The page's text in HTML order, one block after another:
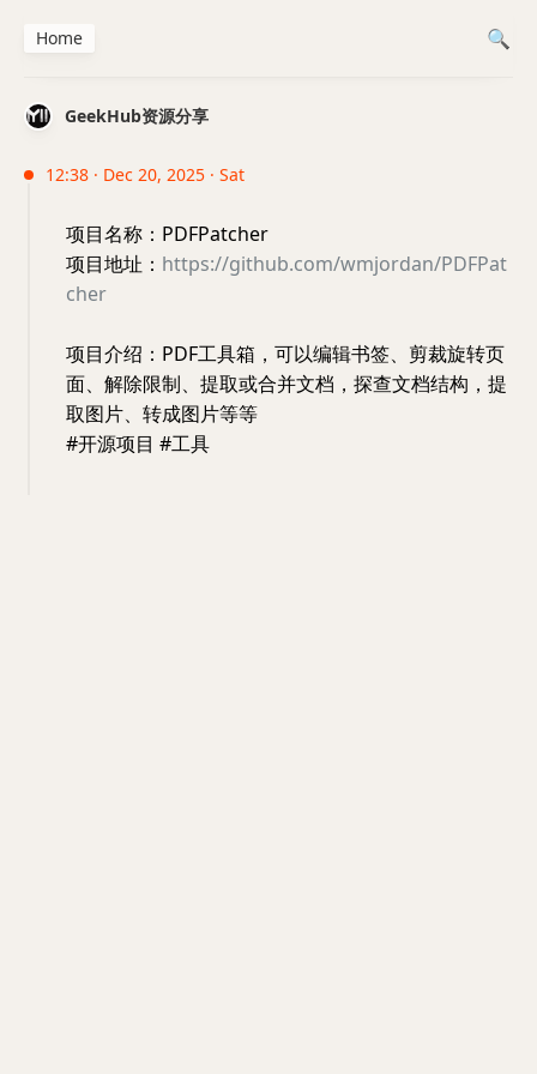
GeekHub资源分享
12:38 · Dec 20, 2025 · Sat
项目名称：PDFPatcher
项目地址： https://github.com/wmjordan/PDFPat
cher
项目介绍：PDF工具箱，可以编辑书签、剪裁旋转页
面、解除限制、提取或合并文档，探查文档结构，提
取图片、转成图片等等
#开源项目 #工具
Home